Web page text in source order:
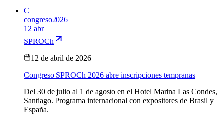
C
congreso2026
12 abr
SPROCh
12 de abril de 2026
Congreso SPROCh 2026 abre inscripciones tempranas
Del 30 de julio al 1 de agosto en el Hotel Marina Las Condes,
Santiago. Programa internacional con expositores de Brasil y
España.